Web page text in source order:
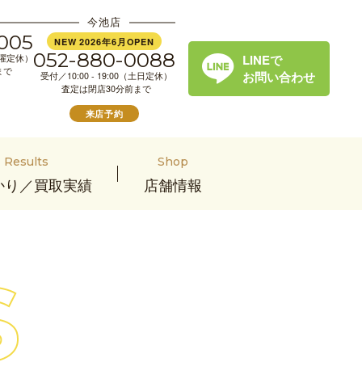
休）
で
今池店
NEW 2026年6月OPEN
052-880-0088
受付／10:00 - 19:00（土日定休）
査定は閉店30分前まで
来店予約
LINEで
お問い合わせ
Results
／買取実績
Shop
店舗情報